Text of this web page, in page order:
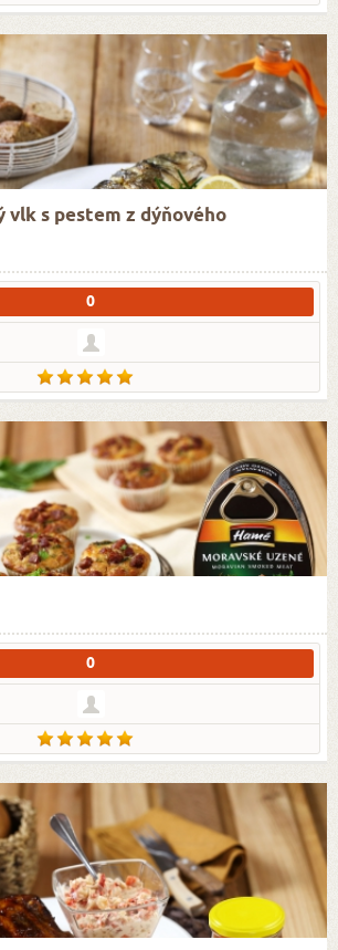
vlk s pestem z dýňového
0
0